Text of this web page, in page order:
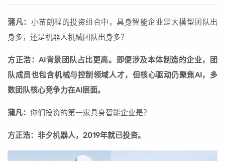
蒲凡： 小苗朗程的投资组合中，具身智能企业是大模型团队出
身多，还是机器人机械团队出身多？
方正浩：AI背景团队占比更高。即便涉及本体制造的企业，团
队成员也包含机械与控制领域人才，但核心驱动仍聚焦AI，多
数团队核心竞争力在AI层面。
蒲凡： 你们投资的第一家具身智能企业是？
方正浩：非夕机器人，2019年就已投资。